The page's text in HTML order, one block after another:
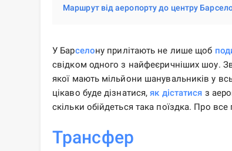
Маршрут від аеропорту до центру
У Барселону прилітають не лише щоб
свідком одного з найфеєричніших шоу.
якої мають мільйони шанувальників у
цікаво буде дізнатися,як дістатися з
скільки обійдеться така поїздка. Про
Трансфер